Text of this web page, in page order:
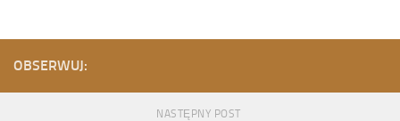
OBSERWUJ:
NASTĘPNY POST